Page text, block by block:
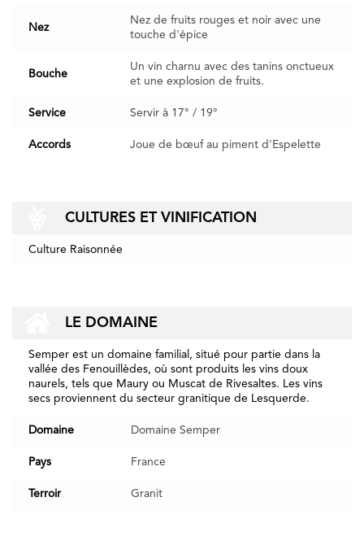
Nez
Nez de fruits rouges et noir avec une
touche d'épice
Bouche
Un vin charnu avec des tanins onctueux
et une explosion de fruits.
Service Servir à 17° / 19°
Accords Joue de bœuf au piment d'Espelette
CULTURES ET VINIFICATION
Culture Raisonnée
LE DOMAINE
Semper est un domaine familial, situé pour partie dans la
vallée des Fenouillèdes, où sont produits les vins doux
naurels, tels que Maury ou Muscat de Rivesaltes. Les vins
secs proviennent du secteur granitique de Lesquerde.
Domaine Domaine Semper
Pays France
Terroir Granit